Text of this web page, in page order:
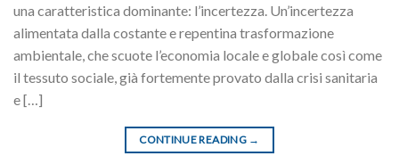
una caratteristica dominante: l’incertezza. Un’incertezza
alimentata dalla costante e repentina trasformazione
ambientale, che scuote l’economia locale e globale così come
il tessuto sociale, già fortemente provato dalla crisi sanitaria
e […]
CONTINUE READING →